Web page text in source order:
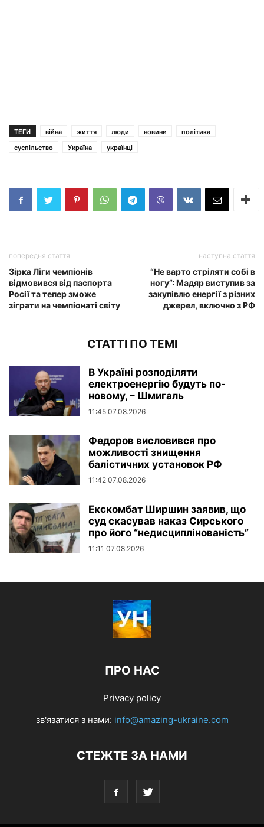
ТЕГИ війна життя люди новини
політика
суспільство
Україна українці
попередня стаття
Зірка Ліги чемпіонів
відмовився від паспорта
Росії та тепер зможе
зіграти на чемпіонаті світу
наступна стаття
“Не варто стріляти собі в
ногу”: Мадяр виступив за
закупівлю енергії з різних
джерел, включно з РФ
СТАТТІ ПО ТЕМІ
В Україні розподіляти
електроенергію будуть по-
новому, – Шмигаль
11:45 07.08.2026
Федоров висловився про
можливості знищення
балістичних установок РФ
11:42 07.08.2026
Екскомбат Ширшин заявив, що
суд скасував наказ Сирського
про його “недисциплінованість”
11:11 07.08.2026
ПРО НАС
Privacy policy
зв'язатися з нами: info@amazing-ukraine.com
СТЕЖТЕ ЗА НАМИ